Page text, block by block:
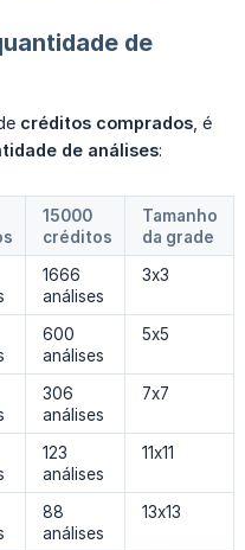
de
créditos comprados , é
de análises:
15000
créditos
Tamanho
da grade
1666
análises
3x3
600
análises
5x5
306
análises
7x7
123
análises
11x11
88
análises
13x13